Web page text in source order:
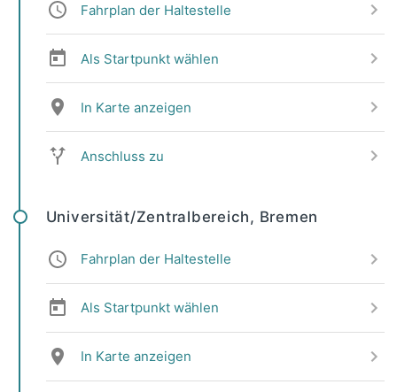
Fahrplan der Haltestelle
Als Startpunkt wählen
In Karte anzeigen
Anschluss zu
Universität/Zentralbereich, Bremen
Fahrplan der Haltestelle
Als Startpunkt wählen
In Karte anzeigen